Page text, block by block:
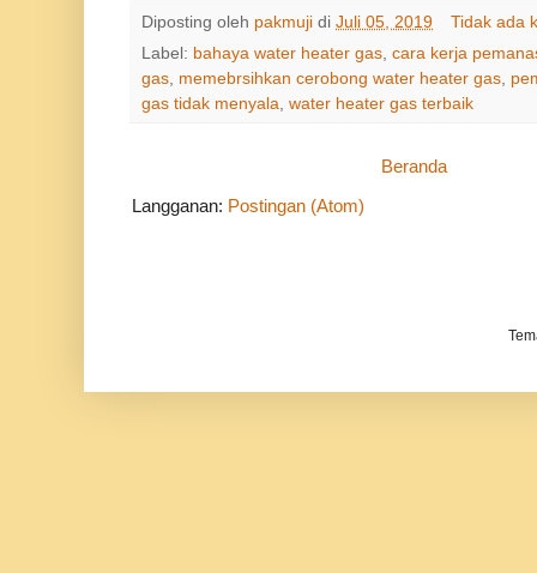
Diposting oleh pakmuji di Juli 05, 2019
Tidak ada
Label: bahaya water heater gas, cara kerja
gas, memebrsihkan cerobong water heater gas,
gas tidak menyala, water heater gas terbaik
Beranda
Langganan: Postingan (Atom)